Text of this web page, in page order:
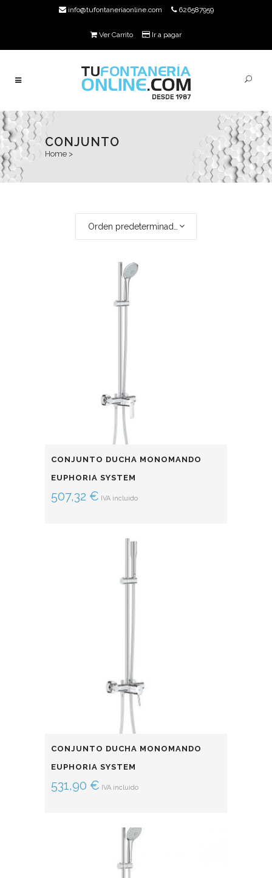
info@tufontaneriaonline.com 626587959
Ver Carrito Ir a pagar
CONJUNTO
Home >
CONJUNTO DUCHA MONOMANDO
EUPHORIA SYSTEM
507,32 € IVA incluido
CONJUNTO DUCHA MONOMANDO
EUPHORIA SYSTEM
531,90 € IVA incluido